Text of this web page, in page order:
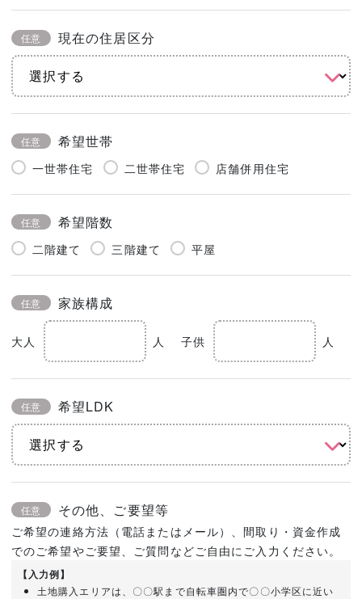
任意 現在の住居区分
任意 希望世帯
一世帯住宅 二世帯住宅 店舗併用住宅
任意 希望階数
二階建て 三階建て 平屋
任意 家族構成
大人 人 子供 人
任意 希望LDK
任意 その他、ご要望等
ご希望の連絡方法（電話またはメール）、間取り・資金作成
でのご希望やご要望、ご質問などご自由にご入力ください。
【入力例】
土地購入エリアは、〇〇駅まで自転車圏内で〇〇小学区に近い